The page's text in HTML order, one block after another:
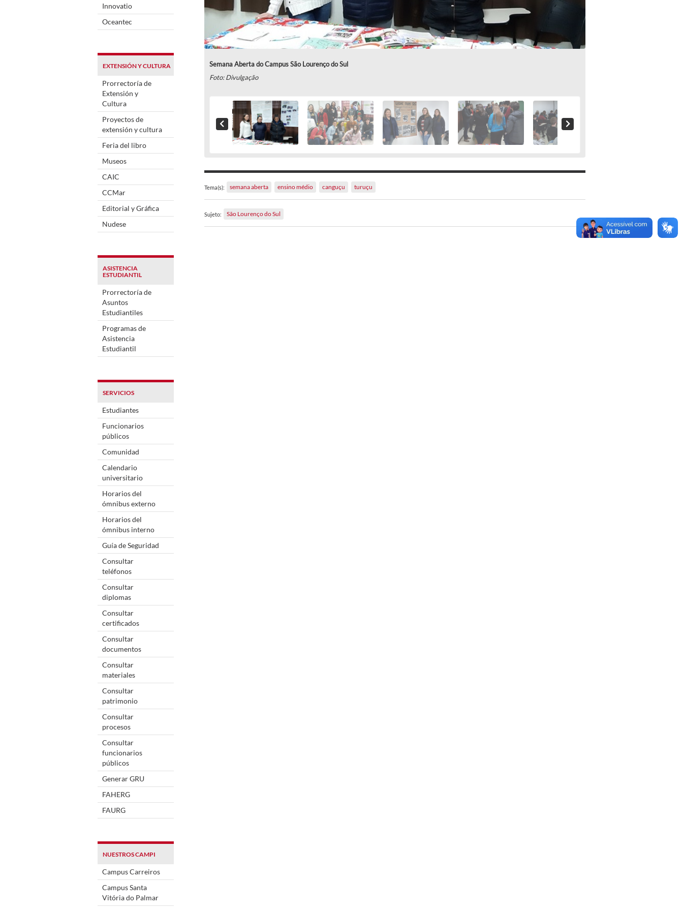
Innovatio
Oceantec
EXTENSIÓN Y CULTURA
Prorrectoría de
Extensión y
Cultura
Proyectos de
extensión y cultura
Feria del libro
Museos
CAIC
CCMar
Editorial y Gráfica
Nudese
ASISTENCIA
ESTUDIANTIL
Prorrectoría de
Asuntos
Estudiantiles
Programas de
Asistencia
Estudiantil
SERVICIOS
Estudiantes
Funcionarios
públicos
Comunidad
Calendario
universitario
Horarios del
ómnibus externo
Horarios del
ómnibus interno
Guía de Seguridad
Consultar
teléfonos
Consultar
diplomas
Consultar
certificados
Consultar
documentos
Consultar
materiales
Consultar
patrimonio
Consultar
procesos
Consultar
funcionarios
públicos
Generar GRU
FAHERG
FAURG
NUESTROS CAMPI
Campus Carreiros
Campus Santa
Vitória do Palmar
Semana Aberta do Campus São Lourenço do Sul
Foto: Divulgação
Tema(s): semana aberta ensino médio canguçu turuçu
Sujeto: São Lourenço do Sul